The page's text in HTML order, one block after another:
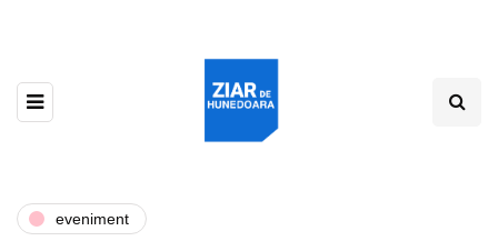
eveniment